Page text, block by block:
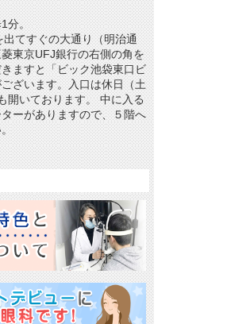
分。
出てすぐの大通り（明治通
東京UFJ銀行の右側の角を
ますと「ビック池袋東口ビ
ざいます。入口は休日（土
開いております。 中に入る
ーがありますので、５階へ